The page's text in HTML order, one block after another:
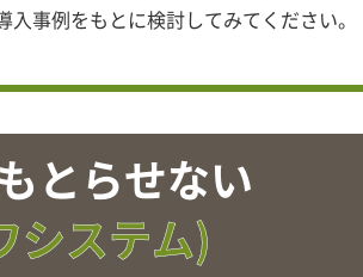
事例をもとに検討してみてください。
とらせない
ステム)